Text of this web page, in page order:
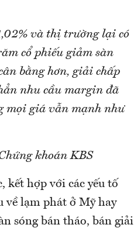
và thị trường lại có
cổ phiếu giảm sàn
bằng hơn, giải chấp
nhu cầu margin đã
mọi giá vẫn mạnh như
khoán KBS
kết hợp với các yếu tố
về lạm phát ở Mỹ hay
sóng bán tháo, bán giải